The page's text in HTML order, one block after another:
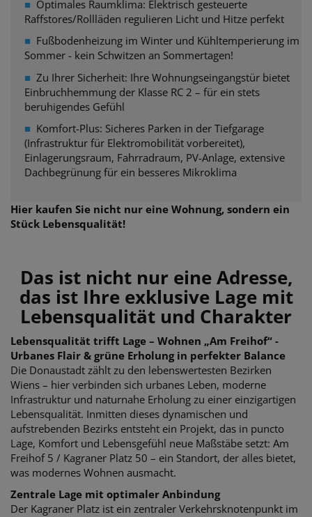
■ Optimales Raumklima: Elektrisch gesteuerte
Raffstores/Rollläden regulieren Licht und Hitze perfekt
■ Fußbodenheizung im Winter und Kühltemperierung im
Sommer - kein Schwitzen an Sommertagen!
■ Zu Ihrer Sicherheit: Ihre Wohnungseingangstür bietet
Einbruchhemmung der Klasse RC 2 – für ein stets
beruhigendes Gefühl
■ Komfort-Plus: Sicheres Parken in der Tiefgarage
(Infrastruktur für Elektromobilität vorbereitet),
Einlagerungsraum, Fahrradraum, PV-Anlage, extensive
Dachbegrünung für ein besseres Mikroklima
Hier kaufen Sie nicht nur eine Wohnung, sondern ein
Stück Lebensqualität!
Das ist nicht nur eine Adresse,
das ist Ihre exklusive Lage mit
Lebensqualität und Charakter
Lebensqualität trifft Lage – Wohnen „Am Freihof“ -
Urbanes Flair & grüne Erholung in perfekter Balance
Die Donaustadt zählt zu den lebenswertesten Bezirken
Wiens – hier verbinden sich urbanes Leben, moderne
Infrastruktur und naturnahe Erholung zu einer einzigartigen
Lebensqualität. Inmitten dieses dynamischen und
aufstrebenden Bezirks entsteht ein Projekt, das in puncto
Lage, Komfort und Lebensgefühl neue Maßstäbe setzt: Am
Freihof 5 / Kagraner Platz 50 – ein Standort, der alles bietet,
was modernes Wohnen ausmacht.
Zentrale Lage mit optimaler Anbindung
Der Kagraner Platz ist ein zentraler Verkehrsknotenpunkt im